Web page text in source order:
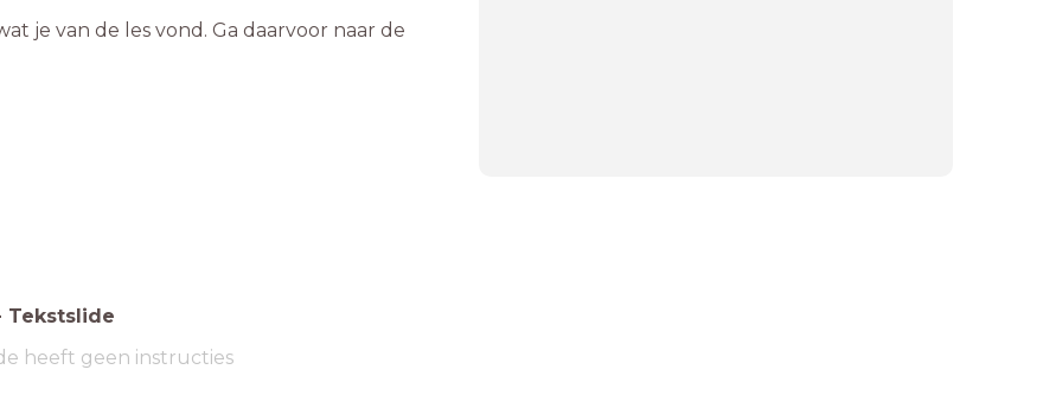
je van de les vond. Ga daarvoor naar de
Tekstslide
heeft geen instructies